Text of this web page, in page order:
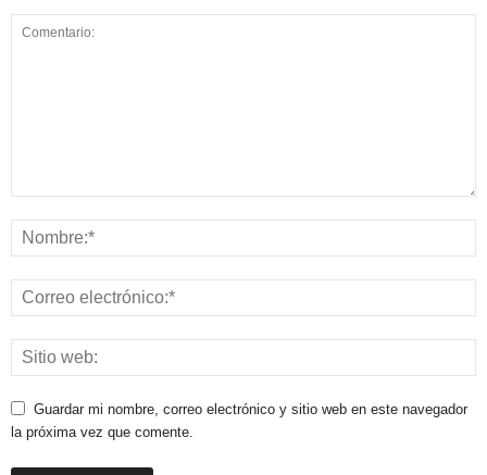
Guardar mi nombre, correo electrónico y sitio web en este navegador
la próxima vez que comente.